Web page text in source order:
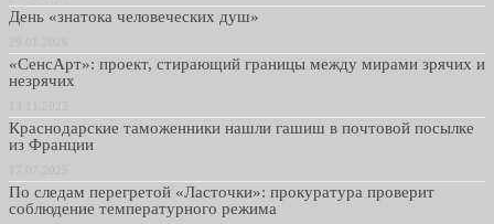
День «знатока человеческих душ»
«СенсАрт»: проект, стирающий границы между мирами зрячих и
незрячих
Краснодарские таможенники нашли гашиш в почтовой посылке
из Франции
По следам перегретой «Ласточки»: прокуратура проверит
соблюдение температурного режима